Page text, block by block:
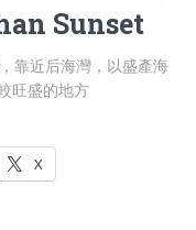
Sunset
靠近后海灣，以盛產海
旺盛的地方
X